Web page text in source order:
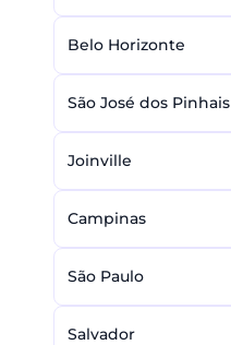
Belo Horizonte
São José dos Pinhais
Joinville
Campinas
São Paulo
Salvador